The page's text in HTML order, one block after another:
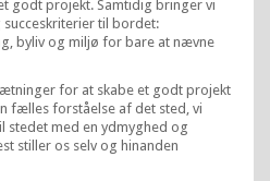
godt projekt. Samtidig bringer vi
til bordet:
byliv og miljø for bare at nævne
for at skabe et godt projekt
fælles forståelse af det sted, vi
stedet med en ydmyghed og
stiller os selv og hinanden